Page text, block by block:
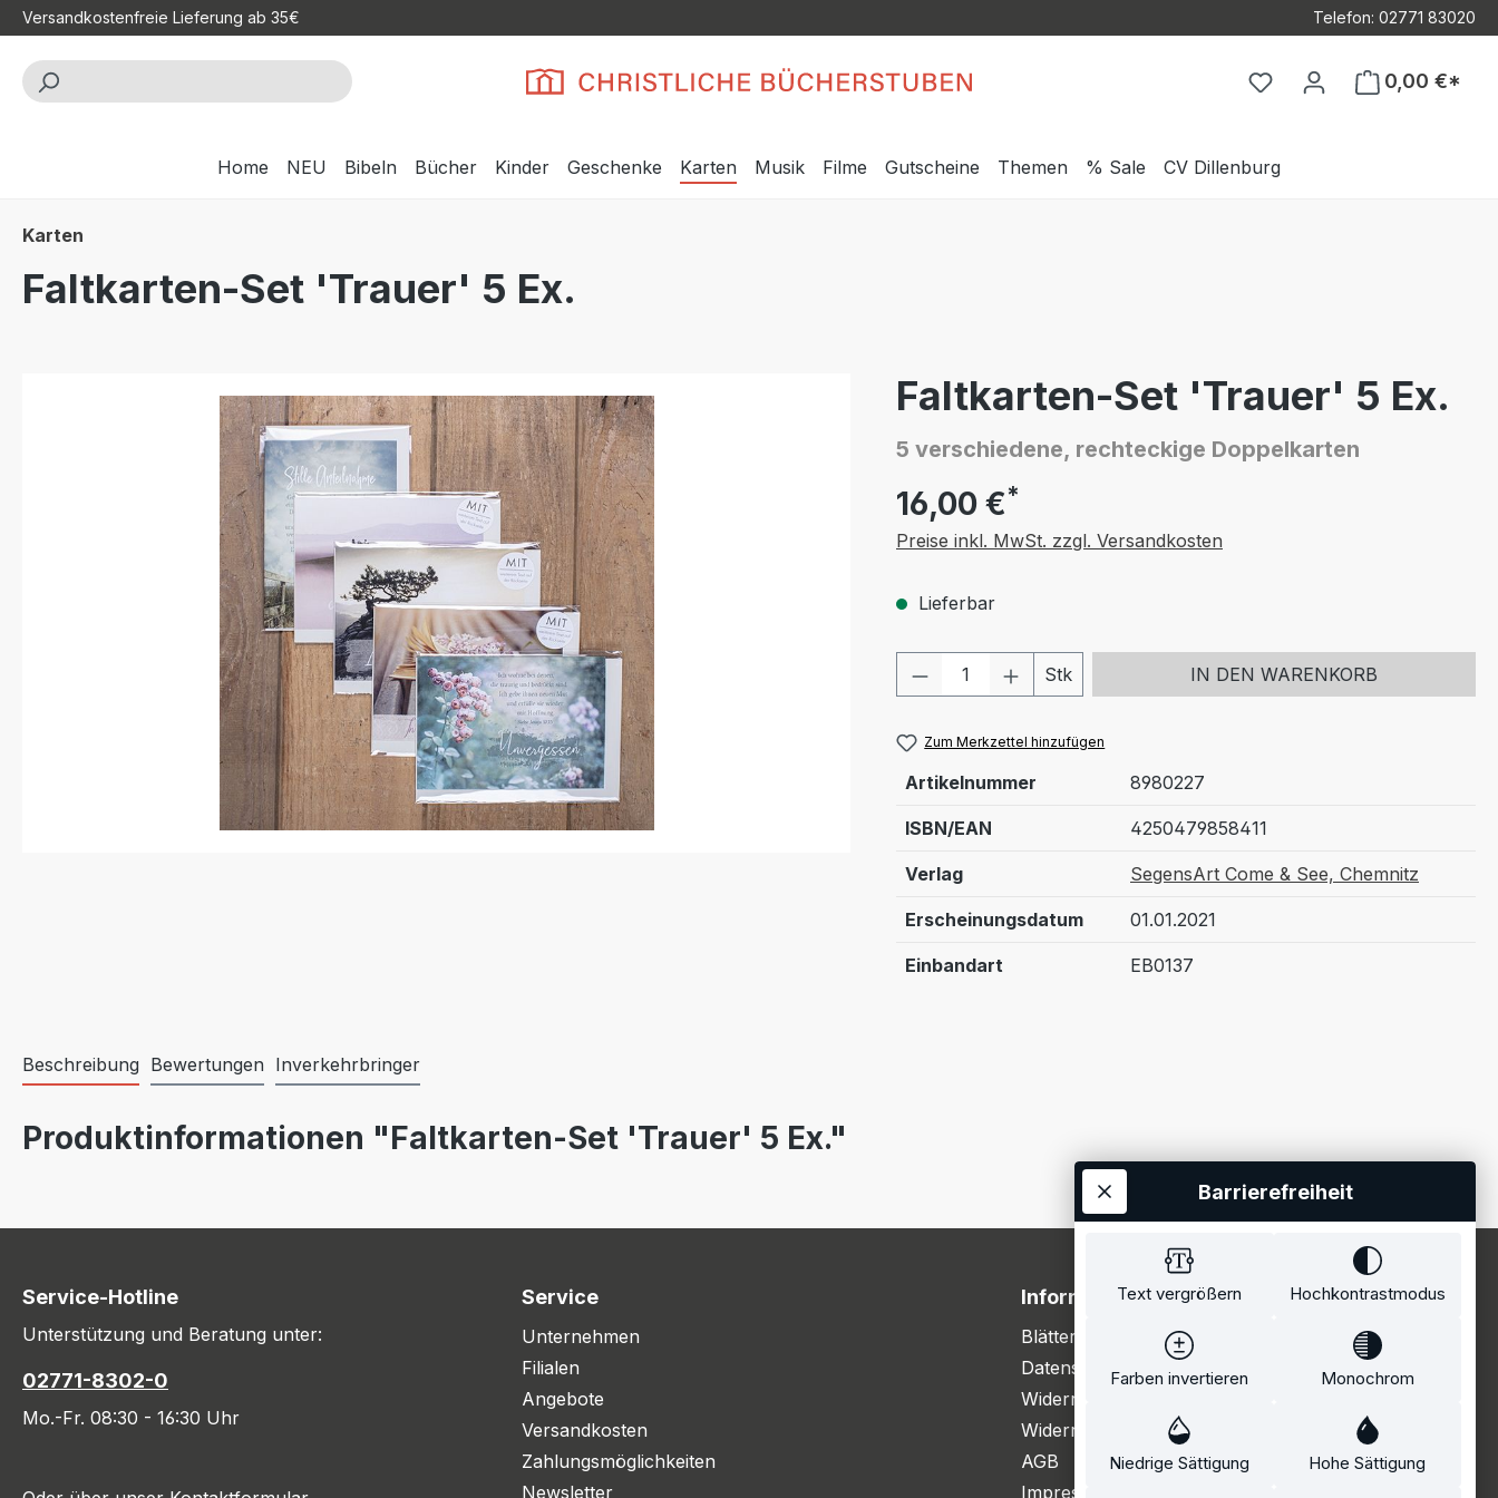
Hauptinhalt springen
Zur Suche springen
Zur Hauptnavigation springen
Versandkostenfreie Lieferung ab 35€ Telefon: 02771 83020
Du hast 0 Produkte auf
0,00 €*
Home NEU Bibeln Bücher Kinder Geschenke Karten Musik Filme Gutscheine Themen % Sale CV Dillenburg
Karten
Faltkarten-Set 'Trauer' 5 Ex.
Faltkarten-Set 'Trauer' 5 Ex.
5 verschiedene, rechteckige Doppelkarten
16,00 €*
Preise inkl. MwSt. zzgl. Versandkosten
Lieferbar
Produkt Anzahl: Gib den gewünschten Wert
Stk IN DEN WARENKORB
Zum Merkzettel hinzufügen
Artikelnummer 8980227
ISBN/EAN 4250479858411
Verlag SegensArt Come & See, Chemnitz
Erscheinungsdatum 01.01.2021
Einbandart EB0137
Beschreibung Bewertungen Inverkehrbringer
Produktinformationen "Faltkarten-Set 'Trauer' 5 Ex."
Service-Hotline
Unterstützung und Beratung unter:
02771-8302-0
Mo.-Fr. 08:30 - 16:30 Uhr
Service
Unternehmen
Filialen
Angebote
Versandkosten
Zahlungsmöglichkeiten
Newsletter
Information
Blätterkatalog
Datenschutzerklärung
Widerrufsbelehrung
Widerrufsformular
AGB
Impressum
Text vergrößern Hochkontrastmodus
Farben invertieren Monochrom
Niedrige Sättigung Hohe Sättigung
Barrierefreiheit